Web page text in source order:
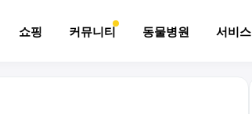
쇼핑 커뮤니티 동물병원 서비스